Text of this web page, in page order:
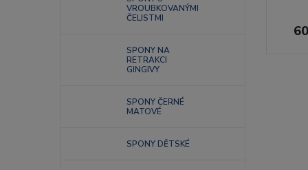
VROUBKOVANÝMI
ČELISTMI
SPONY NA
RETRAKCI
GINGIVY
SPONY ČERNÉ
MATOVÉ
SPONY DĚTSKÉ